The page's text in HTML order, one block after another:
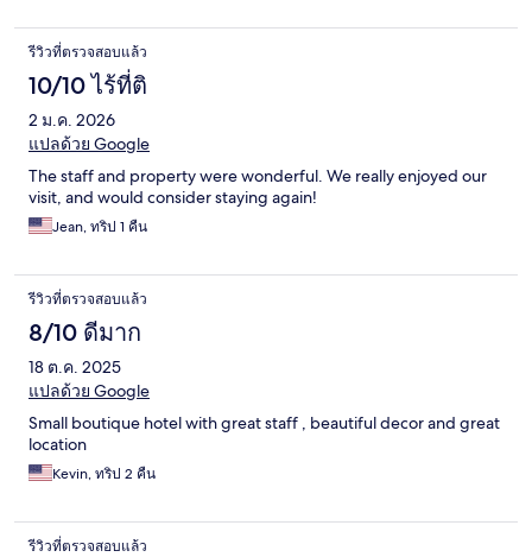
รีวิวที่ตรวจสอบแล้ว
10/10 ไร้ที่ติ
2 ม.ค. 2026
แปลด้วย Google
The staff and property were wonderful. We really enjoyed our
visit, and would consider staying again!
Jean, ทริป 1 คืน
รีวิวที่ตรวจสอบแล้ว
8/10 ดีมาก
18 ต.ค. 2025
แปลด้วย Google
Small boutique hotel with great staff , beautiful decor and great
location
Kevin, ทริป 2 คืน
รีวิวที่ตรวจสอบแล้ว